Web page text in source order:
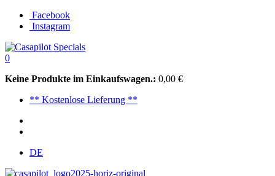
Facebook
Instagram
0
Keine Produkte im Einkaufswagen.: 0,00 €
** Kostenlose Lieferung **
DE